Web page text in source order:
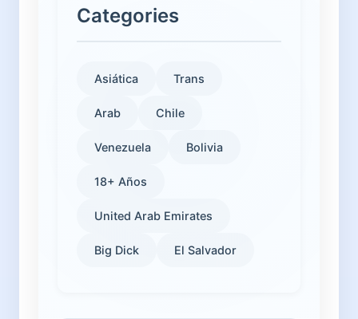
Categories
Asiática Trans
Arab Chile
Venezuela Bolivia
18+ Años
United Arab Emirates
Big Dick El Salvador